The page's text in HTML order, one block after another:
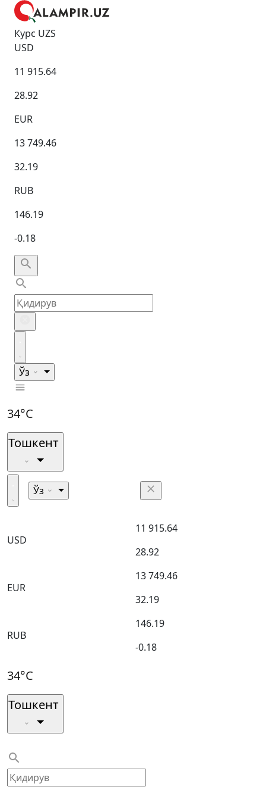
Курс UZS
USD
11 915.64
28.92
EUR
13 749.46
32.19
RUB
146.19
-0.18
Ўз
34°C
Тошкент
Ўз
USD
11 915.64
28.92
EUR
13 749.46
32.19
RUB
146.19
-0.18
34°C
Тошкент